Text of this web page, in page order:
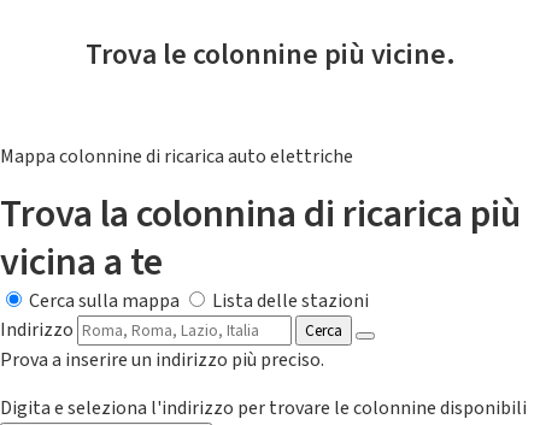
Trova le colonnine più vicine.
Mappa colonnine di ricarica auto elettriche
Trova la colonnina di ricarica più
vicina a te
Cerca sulla mappa
Lista delle stazioni
Indirizzo
Cerca
Prova a inserire un indirizzo più preciso.
Digita e seleziona l'indirizzo per trovare le colonnine disponibili